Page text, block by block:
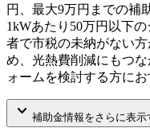
円、最大9万円までの補
1kWあたり50万円以下
者で市税の未納がない
め、光熱費削減にもつ
ォームを検討する方にお
keyboard_arrow_down 補助金情報をさらに表示